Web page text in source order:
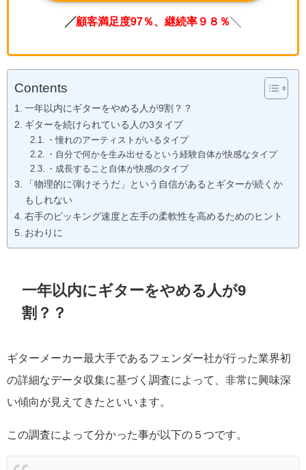
╱顧客満足度97％、継続率９８％╲
Contents
一年以内にギターをやめる人が9割？？
ギターを続けられている人の3タイプ
・憧れのアーティストがいるタイプ
・自分で何かを生み出せるという経験自体が快感なタイプ
・成長すること自体が快感のタイプ
「物理的に弾けそうだ」という自信があるとギターが続くか
もしれない
右手のピッキング速度と左手の柔軟性を高めるためのヒント
おわりに
一年以内にギターをやめる人が9
割？？
ギターメーカー最大手であるフェンダー社が行った業界初
の詳細なデータ収集に基づく調査によって、非常に興味深
い傾向が見えてきたといいます。
この調査によって分かった事が以下の５つです。